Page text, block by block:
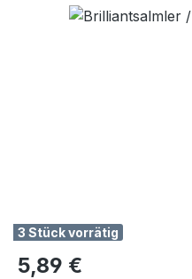
Bildergalerie überspringen
3 Stück vorrätig
Regulärer Preis:
5,89 €